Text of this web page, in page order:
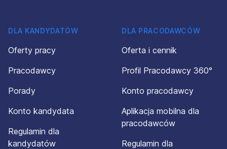
DLA KANDYDATÓW
Oferty pracy
Pracodawcy
Porady
Konto kandydata
Regulamin dla
kandydatów
DLA PRACODAWCÓW
Oferta i cennik
Profil Pracodawcy 360°
Konto pracodawcy
Aplikacja mobilna dla
pracodawców
Regulamin dla